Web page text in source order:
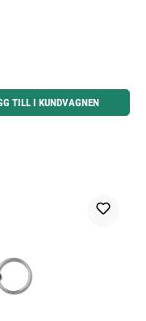
för att öka eller minska kvantiteten.
TILL I KUNDVAGNEN